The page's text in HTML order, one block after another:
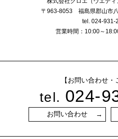
〒963-8053 福島県郡山市
tel. 024-
営業時間：10:00～
【お問い合わせ・
tel. 024-
お問い合わせ